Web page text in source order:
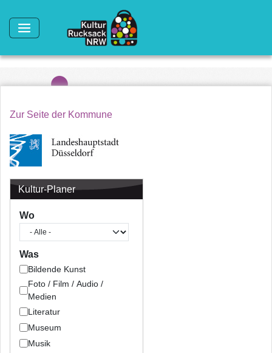
Zur Seite der Kommune
Kultur-Planer
Wo
Was
Bildende Kunst
Foto / Film / Audio /
Medien
Literatur
Museum
Musik